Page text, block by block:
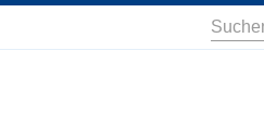
Suche
nach: